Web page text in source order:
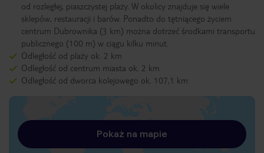
od rozległej, piaszczystej plaży. W okolicy znajduje się wiele
sklepów, restauracji i barów. Ponadto do tętniącego życiem
centrum Dubrownika (3 km) można dotrzeć środkami transportu
publicznego (100 m) w ciągu kilku minut.
Odległość od plaży ok. 2 km
Odległość od centrum miasta ok. 2 km
Odległość od dworca kolejowego ok. 107,1 km
Pokaż na mapie